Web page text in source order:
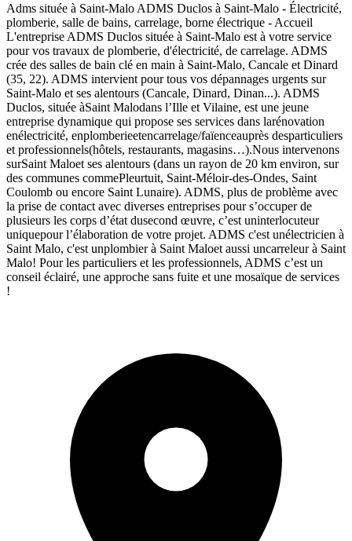
Adms située à Saint-Malo ADMS Duclos à Saint-Malo - Électricité,
plomberie, salle de bains, carrelage, borne électrique - Accueil
L'entreprise ADMS Duclos située à Saint-Malo est à votre service
pour vos travaux de plomberie, d'électricité, de carrelage. ADMS
crée des salles de bain clé en main à Saint-Malo, Cancale et Dinard
(35, 22). ADMS intervient pour tous vos dépannages urgents sur
Saint-Malo et ses alentours (Cancale, Dinard, Dinan...). ADMS
Duclos, située àSaint Malodans l’Ille et Vilaine, est une jeune
entreprise dynamique qui propose ses services dans larénovation
enélectricité, enplomberieetencarrelage/faïenceauprès desparticuliers
et professionnels(hôtels, restaurants, magasins…).Nous intervenons
surSaint Maloet ses alentours (dans un rayon de 20 km environ, sur
des communes commePleurtuit, Saint-Méloir-des-Ondes, Saint
Coulomb ou encore Saint Lunaire). ADMS, plus de problème avec
la prise de contact avec diverses entreprises pour s’occuper de
plusieurs les corps d’état dusecond œuvre, c’est uninterlocuteur
uniquepour l’élaboration de votre projet. ADMS c'est unélectricien à
Saint Malo, c'est unplombier à Saint Maloet aussi uncarreleur à Saint
Malo! Pour les particuliers et les professionnels, ADMS c’est un
conseil éclairé, une approche sans fuite et une mosaïque de services
!